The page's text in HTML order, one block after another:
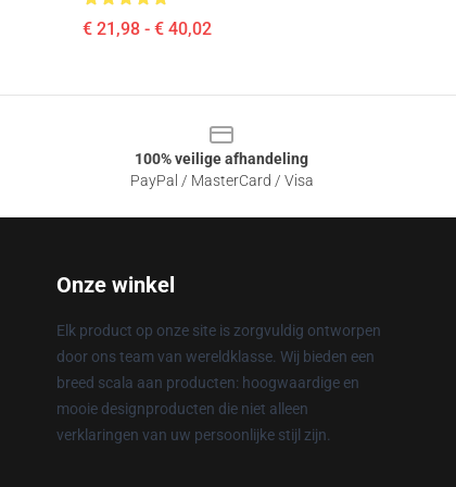
€ 21,98 - € 40,02
100% veilige afhandeling
PayPal / MasterCard / Visa
Onze winkel
Elk product op onze site is zorgvuldig ontworpen
door ons team van wereldklasse. Wij bieden een
breed scala aan producten: hoogwaardige en
mooie designproducten die niet alleen
verklaringen van uw persoonlijke stijl zijn.